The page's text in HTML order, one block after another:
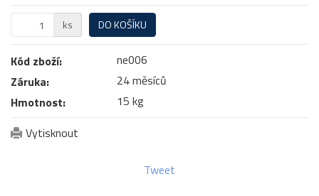
ks DO KOŠÍKU
Kód zboží:
ne006
Záruka:
24 měsíců
Hmotnost:
15 kg
Vytisknout
Tweet